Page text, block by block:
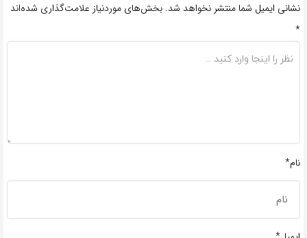
نشانی ایمیل شما منتشر نخواهد شد. بخش‌های موردنیاز علامت‌گذاری شده‌اند
*
نام*